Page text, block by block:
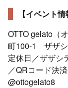
【イベント情
OTTO gelato（
町100-1 ザザシ
定休日／ザザシ
／QRコード決
@ottogelato8